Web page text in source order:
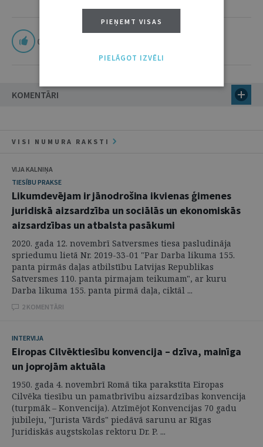
0
KOMENTĀRI
VISI NUMURA RAKSTI
VIJA KALNIŅA
TIESĪBU PRAKSE
Likumdevējam ir jānodrošina ikvienas ģimenes
juridiskā aizsardzība un sociālās un ekonomiskās
aizsardzības un atbalsta pasākumi
2020. gada 12. novembrī Satversmes tiesa pasludināja
spriedumu lietā Nr. 2019-33-01 "Par Darba likuma 155.
panta pirmās daļas atbilstību Latvijas Republikas
Satversmes 110. panta pirmajam teikumam", ar kuru
Darba likuma 155. panta pirmā daļa, ciktāl ...
2 KOMENTĀRI
INTERVIJA
Eiropas Cilvēktiesību konvencija – dzīva, mainīga
un joprojām aktuāla
1950. gada 4. novembrī Romā tika parakstīta Eiropas
Cilvēka tiesību un pamatbrīvību aizsardzības konvencija
(turpmāk – Konvencija). Atzīmējot Konvencijas 70 gadu
jubileju, "Jurista Vārds" piedāvā sarunu ar Rīgas
Juridiskās augstskolas rektoru Dr. P. ...
PIEŅEMT VISAS
PIELĀGOT IZVĒLI